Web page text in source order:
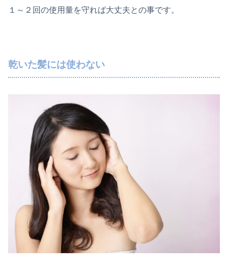
１～２回の使用量を守れば大丈夫との事です。
乾いた髪には使わない